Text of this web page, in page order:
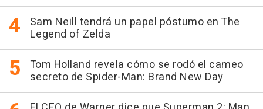
Sam Neill tendrá un papel póstumo en The
Legend of Zelda
Tom Holland revela cómo se rodó el cameo
secreto de Spider-Man: Brand New Day